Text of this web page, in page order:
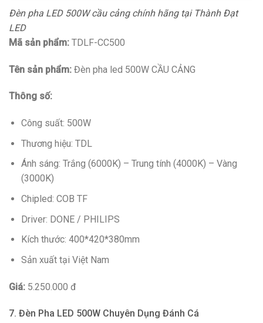
Đèn pha LED 500W cầu cảng chính hãng tại Thành Đạt
LED
Mã sản phẩm: TDLF-CC500
Tên sản phẩm: Đèn pha led 500W CẦU CẢNG
Thông số:
Công suất: 500W
Thương hiệu: TDL
Ánh sáng: Trắng (6000K) – Trung tính (4000K) – Vàng
(3000K)
Chipled: COB TF
Driver: DONE / PHILIPS
Kích thước: 400*420*380mm
Sản xuất tại Việt Nam
Giá: 5.250.000 đ
7. Đèn Pha LED 500W Chuyên Dụng Đánh Cá